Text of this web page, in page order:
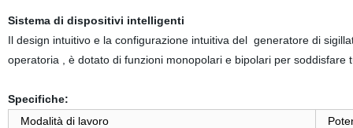
Sistema di dispositivi intelligenti
Il design intuitivo e la configurazione intuitiva del generatore di
operatoria , è dotato di funzioni monopolari e bipolari per
Specifiche:
Modalità di lavoro